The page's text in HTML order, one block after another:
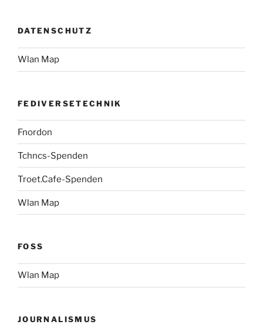
DATENSCHUTZ
Wlan Map
FEDIVERSETECHNIK
Fnordon
Tchncs-Spenden
Troet.Cafe-Spenden
Wlan Map
FOSS
Wlan Map
JOURNALISMUS